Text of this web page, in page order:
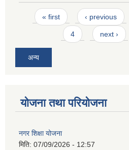
Pages
« first ‹ previous
4 next ›
अन्य
योजना तथा परियोजना
नगर शिक्षा योजना
मिति: 07/09/2026 - 12:57